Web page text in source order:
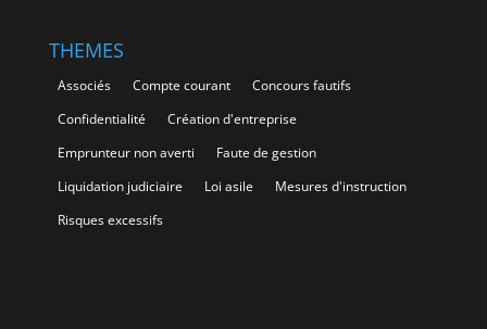
THEMES
Associés Compte courant
Concours fautifs
Confidentialité
Création d'entreprise
Emprunteur non averti
Faute de gestion
Liquidation judiciaire
Loi asile
Mesures d'instruction
Risques excessifs